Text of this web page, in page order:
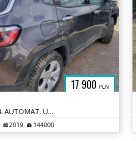
17 900 PLN
2019r, 2.0 Diesel. 4x4. AUTOMAT. Uszkodzony przód.
2019 144000